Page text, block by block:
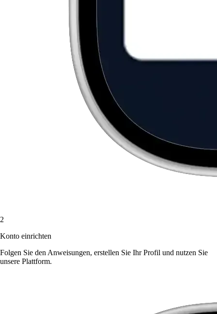
2
Konto einrichten
Folgen Sie den Anweisungen, erstellen Sie Ihr Profil und nutzen Sie
unsere Plattform.